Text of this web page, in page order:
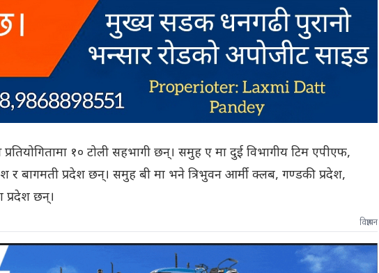
१० टोली सहभागी छन्। समुह ए मा दुई विभागीय टिम एपीएफ,
र बागमती प्रदेश छन्। समुह बी मा भने त्रिभुवन आर्मी क्लब, गण्डकी प्रदेश,
प्रदेश छन्।
विज्ञापन